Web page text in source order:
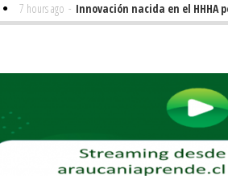
7 hours ago - Innovación nacida en el HHHA